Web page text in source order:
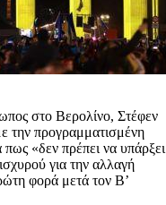
στο Βερολίνο, Στέφεν
την προγραμματισμένη
«δεν πρέπει να υπάρξει
για την αλλαγή
φορά μετά τον Β’